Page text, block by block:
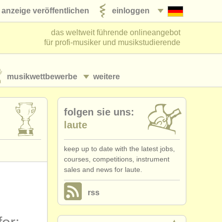
einloggen
anzeige veröffentlichen
das weltweit führende onlineangebot
für profi-musiker und musikstudierende
weitere
musikwettbewerbe
folgen sie uns:
laute
keep up to date with the latest jobs,
courses, competitions, instrument
sales and news for laute.
rss